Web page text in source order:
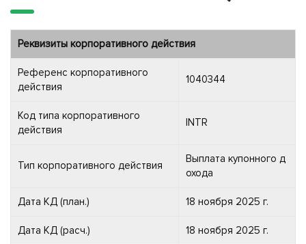
Реквизиты корпоративного действия
Референс корпоративного
действия
1040344
Код типа корпоративного
действия
INTR
Тип корпоративного действия
Выплата купонного д
охода
Дата КД (план.) 18 ноября 2025 г.
Дата КД (расч.) 18 ноября 2025 г.